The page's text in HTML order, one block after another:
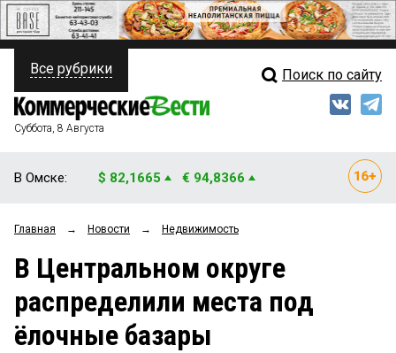
ПОЛИТИКА
ФИНАНСЫ
ОБЩЕСТВО
ЗАКОН
НОВОСТИ КОМПАНИЙ
Свежий выпуск
Мнения
Рейтинги
Блоги
Все рубрики Поиск по сайту
Суббота, 8 Августа
В Омске: $ 82,1665 € 94,8366
Главная → Новости → Недвижимость
В Центральном округе
распределили места под
ёлочные базары